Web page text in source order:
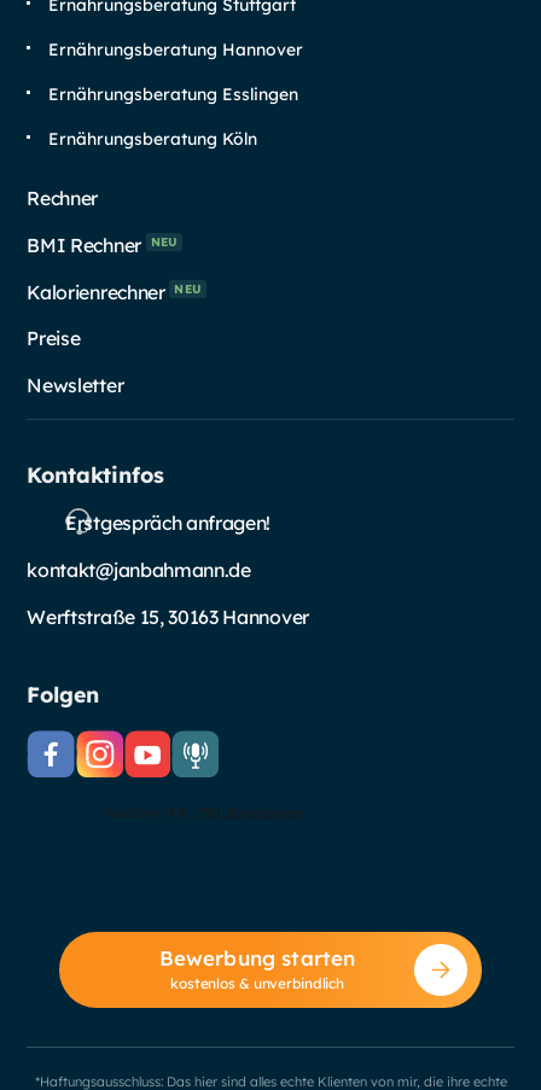
Ernährungsberatung Stuttgart
Ernährungsberatung Hannover
Ernährungsberatung Esslingen
Ernährungsberatung Köln
Rechner
BMI Rechner
NEU
Kalorienrechner NEU
Preise
Newsletter
Kontaktinfos
Erstgespräch anfragen!
kontakt@janbahmann.de
Werftstraße 15, 30163 Hannover
Bewerbung starten
kostenlos & unverbindlich
Folgen
*Haftungsausschluss: Das hier sind alles echte Klienten von mir, die ihre echte